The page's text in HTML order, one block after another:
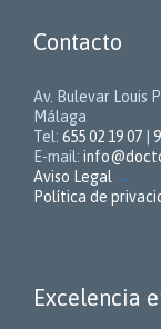
Contacto
Av. Bulevar Louis
Málaga
Tel: 655 02 19 07
E-mail:
Aviso Legal →
Política de
Excelencia